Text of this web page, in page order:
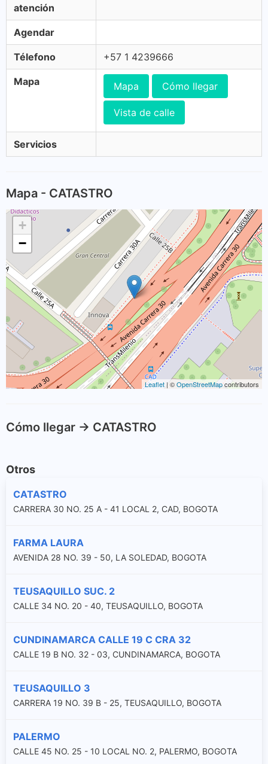
atención
Agendar
Télefono +57 1 4239666
Mapa Mapa Cómo llegar
Vista de calle
Servicios
Mapa - CATASTRO
+
−
Leaflet | ©OpenStreetMapcontributors
Cómo llegar -> CATASTRO
Otros
CATASTRO
CARRERA 30 NO. 25 A - 41 LOCAL 2, CAD, BOGOTA
FARMA LAURA
AVENIDA 28 NO. 39 - 50, LA SOLEDAD, BOGOTA
TEUSAQUILLO SUC. 2
CALLE 34 NO. 20 - 40, TEUSAQUILLO, BOGOTA
CUNDINAMARCA CALLE 19 C CRA 32
CALLE 19 B NO. 32 - 03, CUNDINAMARCA, BOGOTA
TEUSAQUILLO 3
CARRERA 19 NO. 39 B - 25, TEUSAQUILLO, BOGOTA
PALERMO
CALLE 45 NO. 25 - 10 LOCAL NO. 2, PALERMO, BOGOTA